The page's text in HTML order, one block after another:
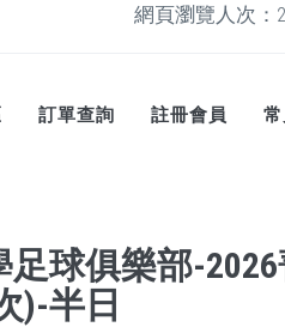
網頁瀏覽人次：
訂單查詢 註冊會員
足球俱樂部-
)-半日